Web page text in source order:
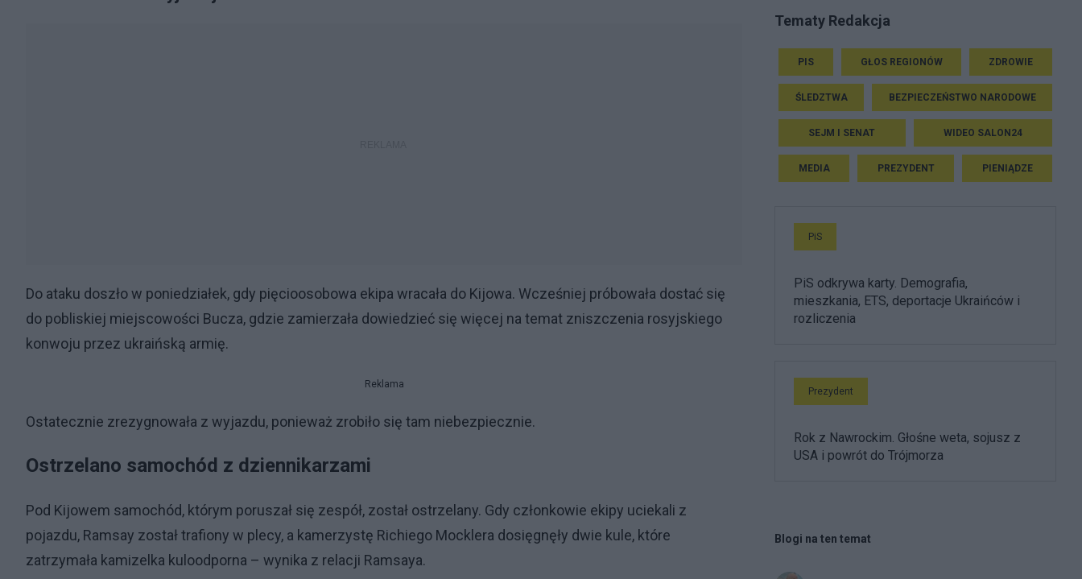
Do ataku doszło w poniedziałek, gdy pięcioosobowa ekipa wracała do Kijowa. Wcześniej próbowała dostać się
do pobliskiej miejscowości Bucza, gdzie zamierzała dowiedzieć się więcej na temat zniszczenia rosyjskiego
konwoju przez ukraińską armię.
Reklama
Ostatecznie zrezygnowała z wyjazdu, ponieważ zrobiło się tam niebezpiecznie.
Ostrzelano samochód z dziennikarzami
Pod Kijowem samochód, którym poruszał się zespół, został ostrzelany. Gdy członkowie ekipy uciekali z
pojazdu, Ramsay został trafiony w plecy, a kamerzystę Richiego Mocklera dosięgnęły dwie kule, które
zatrzymała kamizelka kuloodporna – wynika z relacji Ramsaya.
Tematy Redakcja
PIS GŁOS REGIONÓW ZDROWIE
ŚLEDZTWA BEZPIECZEŃSTWO NARODOWE
SEJM I SENAT WIDEO SALON24
MEDIA PREZYDENT PIENIĄDZE
PiS
PiS odkrywa karty. Demografia,
mieszkania, ETS, deportacje Ukraińców i
rozliczenia
Prezydent
Rok z Nawrockim. Głośne weta, sojusz z
USA i powrót do Trójmorza
Blogi na ten temat